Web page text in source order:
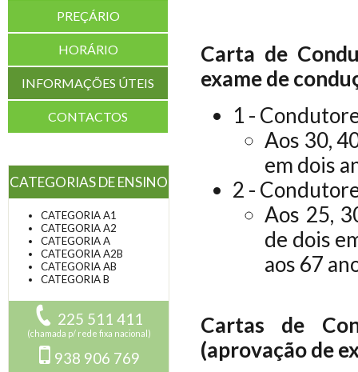
PREÇÁRIO
HORÁRIO
INFORMAÇÕES ÚTEIS
CONTACTOS
CATEGORIAS DE ENSINO
CATEGORIA A1
CATEGORIA A2
CATEGORIA A
CATEGORIA A2B
CATEGORIA AB
CATEGORIA B
225 511 411
(chamada p/ rede fixa nacional)
938 906 769
Carta de
exame de
1 -
Aos 30,
em dois
2 -
Aos 25,
de dois
aos 67
Cartas de
(aprovação de